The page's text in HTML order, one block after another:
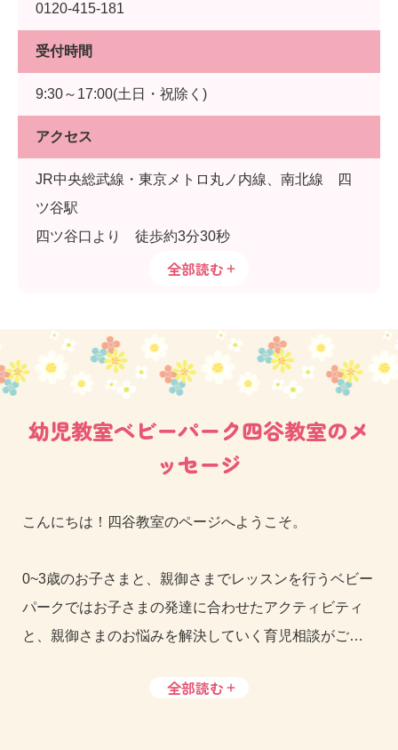
0120-415-181
受付時間
9:30～17:00(土日・祝除く)
アクセス
JR中央総武線・東京メトロ丸ノ内線、南北線 四
ツ谷駅
四ツ谷口より 徒歩約3分30秒
全部読む
幼児教室ベビーパーク四谷教室のメ
ッセージ
こんにちは！四谷教室のページへようこそ。
0~3歳のお子さまと、親御さまでレッスンを行うベビー
パークではお子さまの発達に合わせたアクティビティ
と、親御さまのお悩みを解決していく育児相談がご好
全部読む